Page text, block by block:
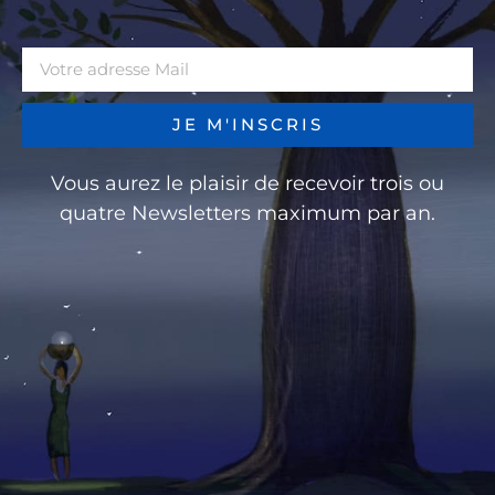
JE M'INSCRIS
Vous aurez le plaisir de recevoir trois ou
quatre Newsletters maximum par an.